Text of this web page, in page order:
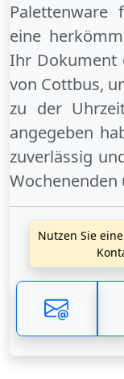
eine
Ihr Dokument
von Cottbus,
zu der
angegeben
zuverlässig
Wochenenden
Nutzen Sie